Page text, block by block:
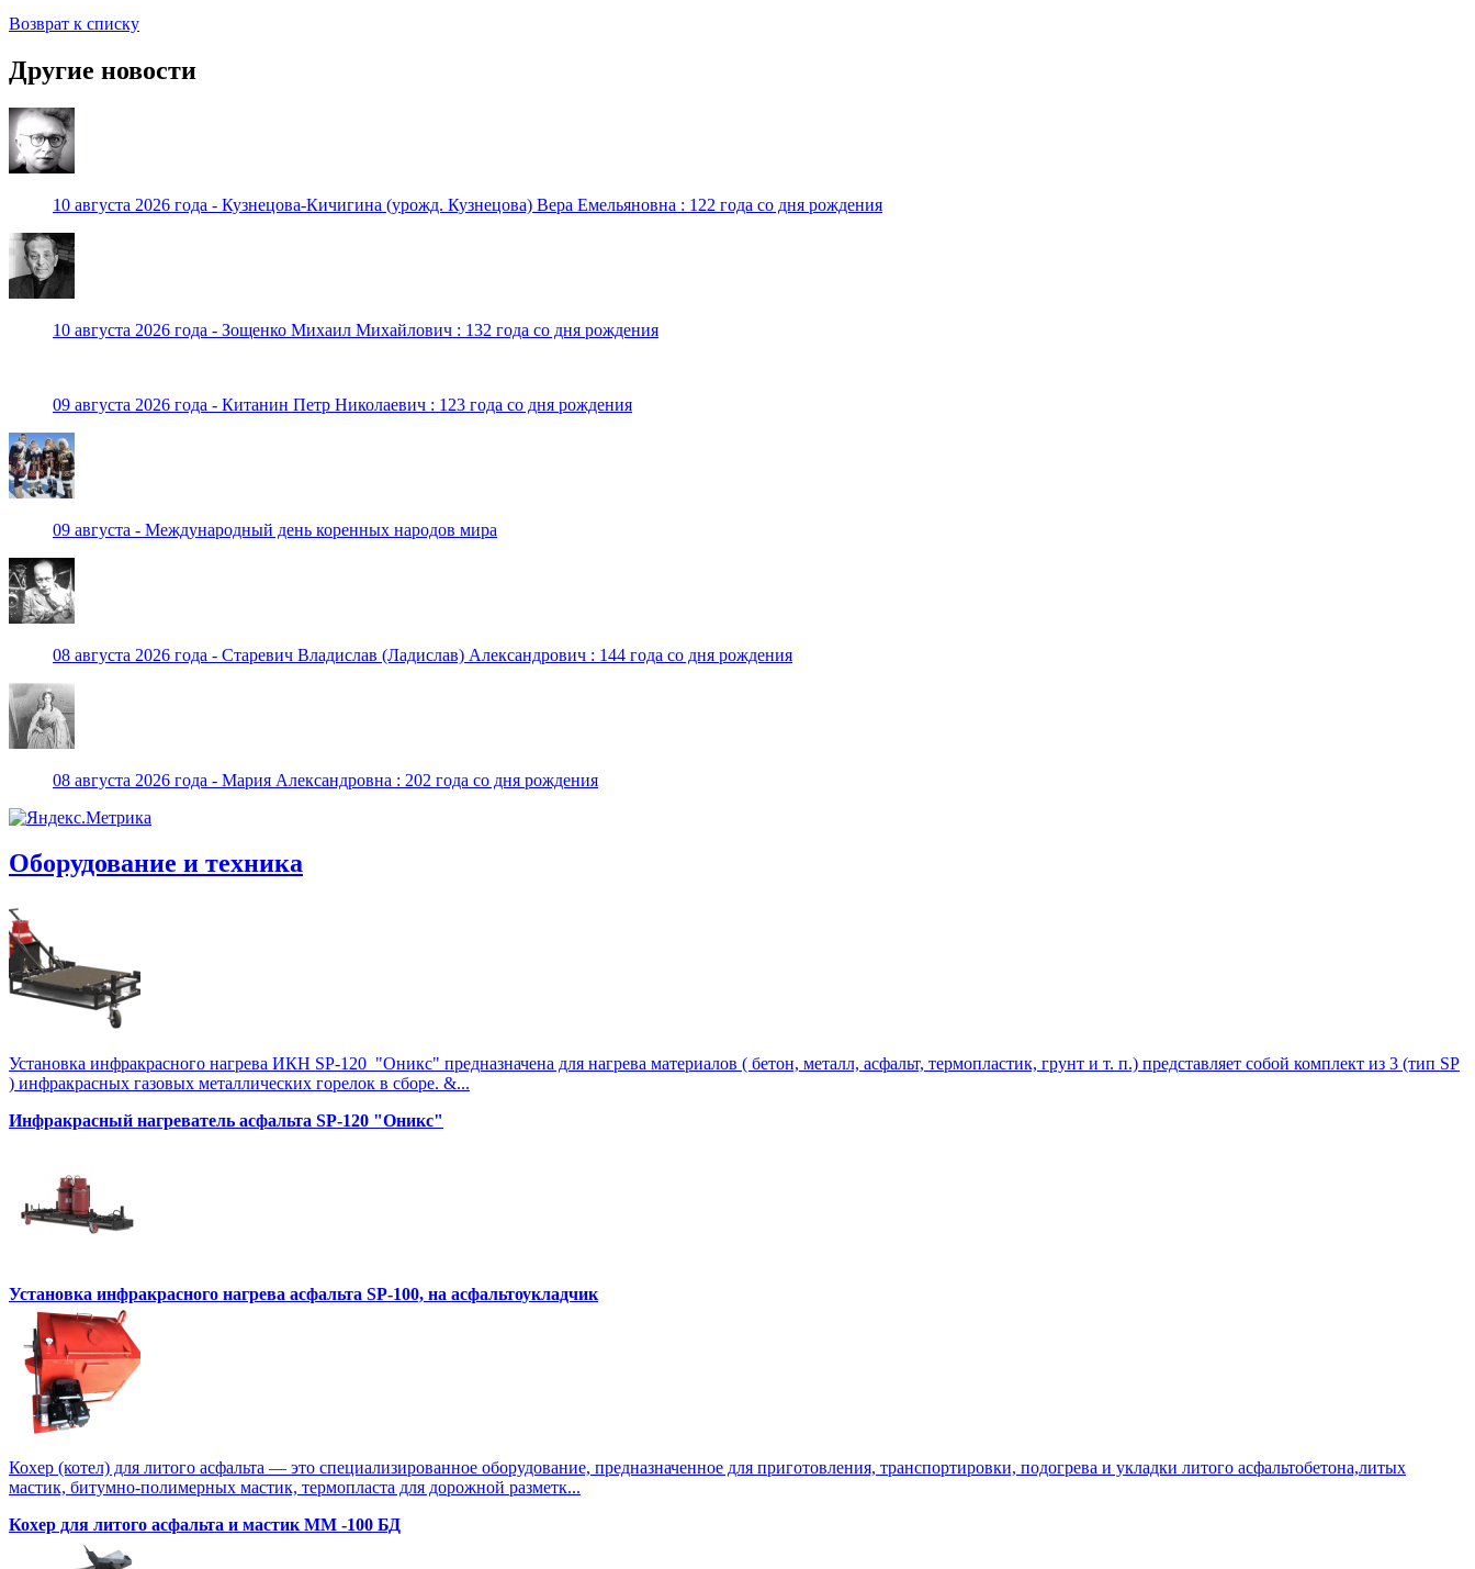
Возврат к списку
Другие новости
10 августа 2026 года - Кузнецова-Кичигина (урожд. Кузнецова) Вера Емельяновна : 122 года со дня рождения
10 августа 2026 года - Зощенко Михаил Михайлович : 132 года со дня рождения
09 августа 2026 года - Китанин Петр Николаевич : 123 года со дня рождения
09 августа - Международный день коренных народов мира
08 августа 2026 года - Старевич Владислав (Ладислав) Александрович : 144 года со дня рождения
08 августа 2026 года - Мария Александровна : 202 года со дня рождения
Оборудование и техника
Установка инфракрасного нагрева ИКН SP-120 "Оникс" предназначена для нагрева материалов ( бетон, металл, асфальт, термопластик, грунт и т. п.) представляет собой комплект из 3 (тип SP
) инфракрасных газовых металлических горелок в сборе. &...
Инфракрасный нагреватель асфальта SP-120 "Оникс"
Установка инфракрасного нагрева асфальта SP-100, на асфальтоукладчик
Кохер (котел) для литого асфальта — это специализированное оборудование, предназначенное для приготовления, транспортировки, подогрева и укладки литого асфальтобетона,литых
мастик, битумно-полимерных мастик, термопласта для дорожной разметк...
Кохер для литого асфальта и мастик MM -100 БД